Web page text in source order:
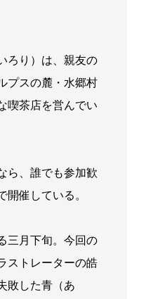
ろり）は、親友の
プスの麓・水郷村
喫茶店を営んでい
ら、誰でも参加歓
催している。
三月下旬。今回の
ストレーターの皓
敗した青（あ